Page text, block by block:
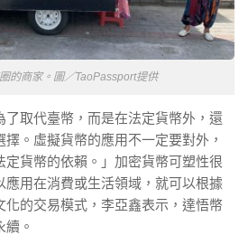
的商家。圖／TaoPassport提供
了取代臺幣，而是在法定貨幣外，還
。虛擬貨幣的應用不一定要對外，
定貨幣的依賴。」加密貨幣可塑性很
應用在消費或生活領域，就可以根據
化的交易模式，李亞鑫表示，達悟幣
。